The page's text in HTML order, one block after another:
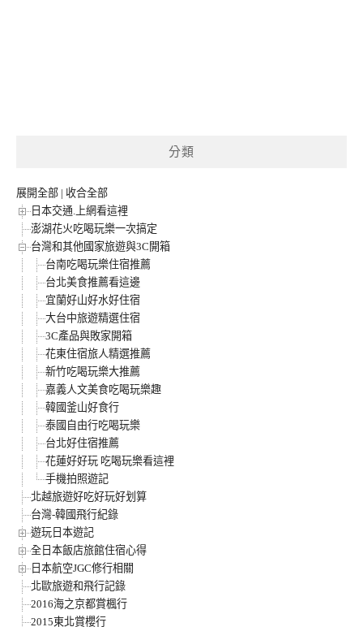
分類
展開全部 | 收合全部
日本交通.上網看這裡
澎湖花火吃喝玩樂一次搞定
台灣和其他國家旅遊與3C開箱
台南吃喝玩樂住宿推薦
台北美食推薦看這邊
宜蘭好山好水好住宿
大台中旅遊精選住宿
3C產品與敗家開箱
花東住宿旅人精選推薦
新竹吃喝玩樂大推薦
嘉義人文美食吃喝玩樂趣
韓國釜山好食行
泰國自由行吃喝玩樂
台北好住宿推薦
花蓮好好玩 吃喝玩樂看這裡
手機拍照遊記
北越旅遊好吃好玩好划算
台灣-韓國飛行紀錄
遊玩日本遊記
全日本飯店旅館住宿心得
日本航空JGC修行相關
北歐旅遊和飛行記錄
2016海之京都賞楓行
2015東北賞櫻行